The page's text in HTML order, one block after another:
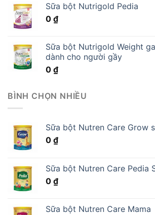
Sữa bột Nutrigold Pedia
0 ₫
Sữa bột Nutrigold Weight
dành cho người gầy
0 ₫
BÌNH CHỌN NHIỀU
Sữa bột Nutren Care Grow
0 ₫
Sữa bột Nutren Care Pedia
0 ₫
Sữa bột Nutren Care Mama